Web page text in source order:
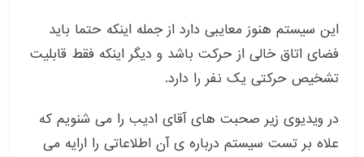
این سیستم هنوز معایبی دارد از جمله اینکه حتما باید
فضای اتاق خالی از حرکت باشد و دیگر اینکه فقط قابلیت
تشخیص حرکتی یک نفر را دارد.
در ویدیوی زیر صحبت های آقای ادیب را می شنویم که
علاه بر تست سیستم درباره ی آن اطلاعاتی را ارایه می